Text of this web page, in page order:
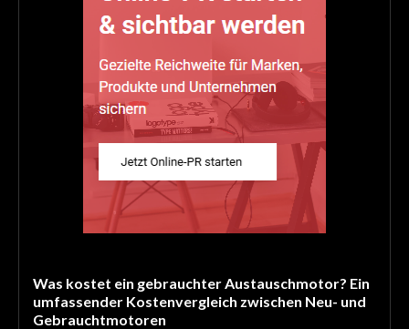
Was kostet ein gebrauchter Austauschmotor? Ein
umfassender Kostenvergleich zwischen Neu- und
Gebrauchtmotoren